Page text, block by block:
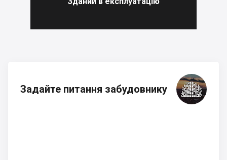
Задайте питання забудовнику